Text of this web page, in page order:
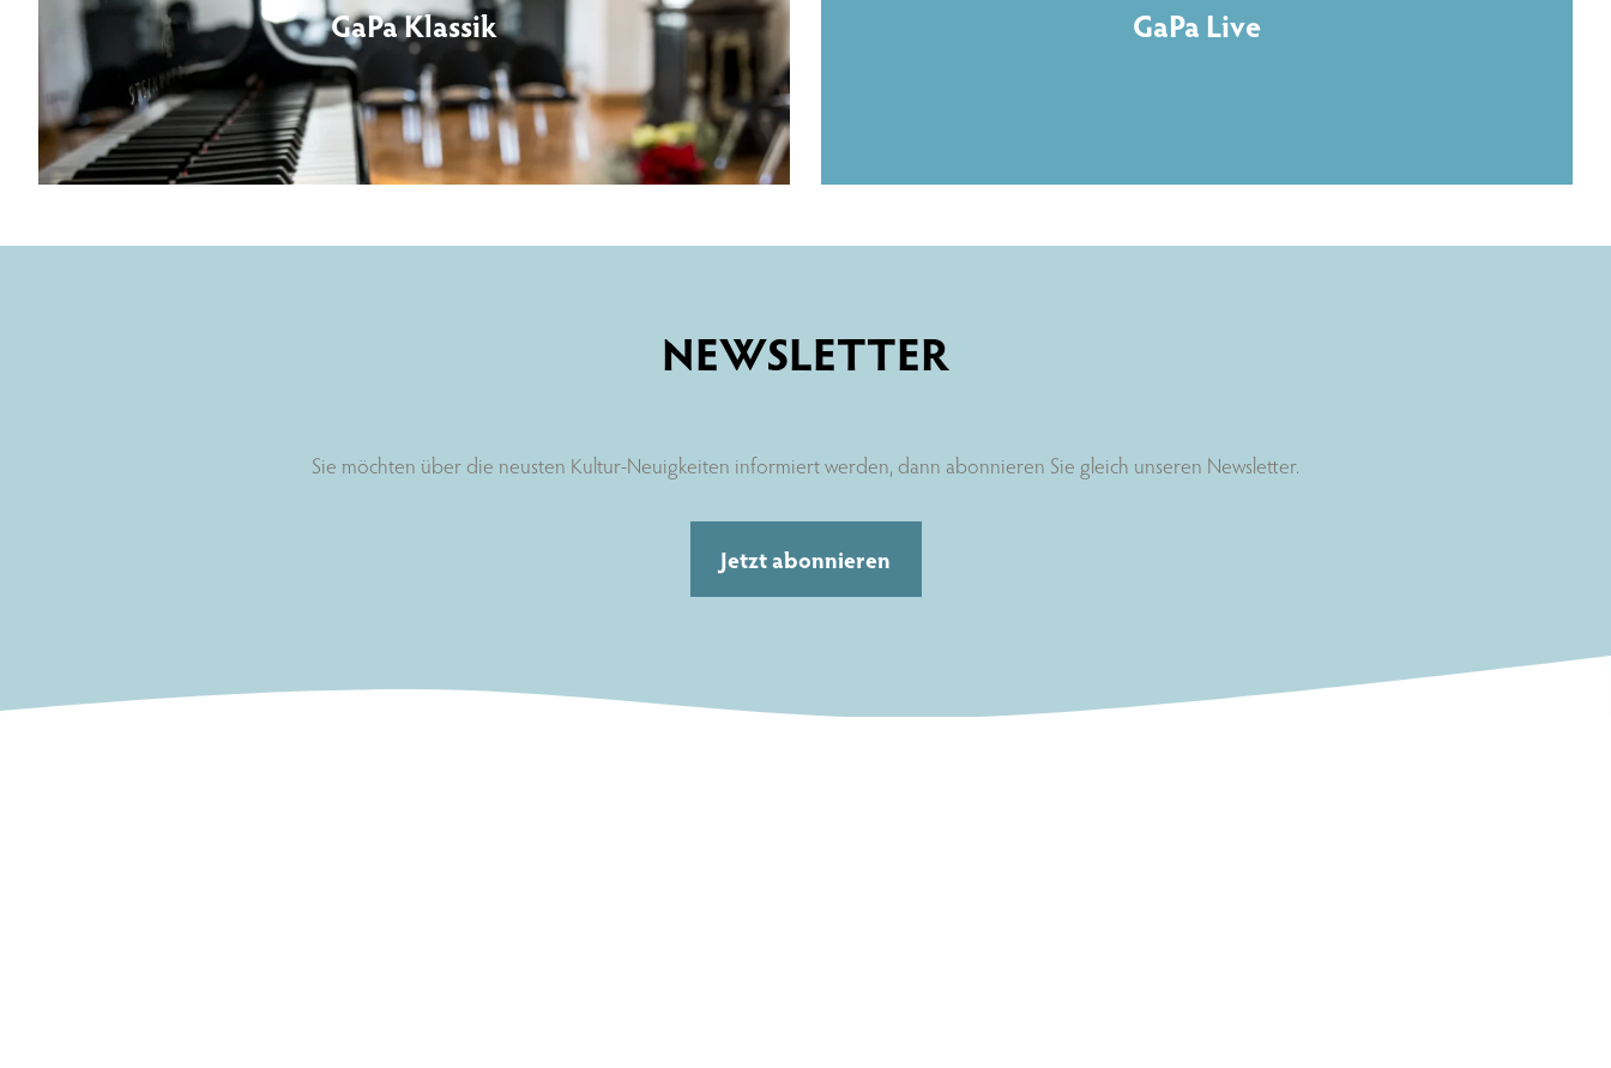
GaPa Klassik GaPa Live
NEWSLETTER
Sie möchten über die neusten Kultur-Neuigkeiten informiert werden, dann abonnieren Sie gleich unseren Newsletter.
Jetzt abonnieren